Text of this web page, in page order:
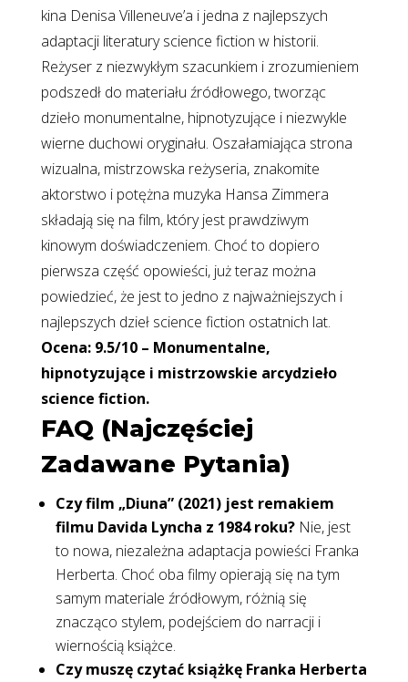
kina Denisa Villeneuve’a i jedna z najlepszych
adaptacji literatury science fiction w historii.
Reżyser z niezwykłym szacunkiem i zrozumieniem
podszedł do materiału źródłowego, tworząc
dzieło monumentalne, hipnotyzujące i niezwykle
wierne duchowi oryginału. Oszałamiająca strona
wizualna, mistrzowska reżyseria, znakomite
aktorstwo i potężna muzyka Hansa Zimmera
składają się na film, który jest prawdziwym
kinowym doświadczeniem. Choć to dopiero
pierwsza część opowieści, już teraz można
powiedzieć, że jest to jedno z najważniejszych i
najlepszych dzieł science fiction ostatnich lat.
Ocena: 9.5/10 – Monumentalne,
hipnotyzujące i mistrzowskie arcydzieło
science fiction.
FAQ (Najczęściej
Zadawane Pytania)
Czy film „Diuna” (2021) jest remakiem
filmu Davida Lyncha z 1984 roku?Nie, jest
to nowa, niezależna adaptacja powieści Franka
Herberta. Choć oba filmy opierają się na tym
samym materiale źródłowym, różnią się
znacząco stylem, podejściem do narracji i
wiernością książce.
Czy muszę czytać książkę Franka Herberta